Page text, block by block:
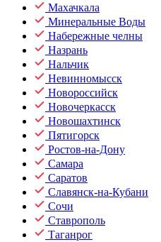
Махачкала
Минеральные Воды
Набережные челны
Назрань
Нальчик
Невинномысск
Новороссийск
Новочеркасск
Новошахтинск
Пятигорск
Ростов-на-Дону
Самара
Саратов
Славянск-на-Кубани
Сочи
Ставрополь
Таганрог